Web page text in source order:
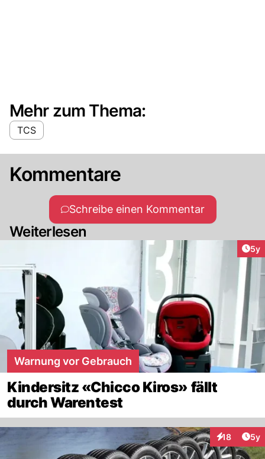
Mehr zum Thema:
TCS
Kommentare
Schreibe einen Kommentar
Weiterlesen
5y
Warnung vor Gebrauch
Kindersitz «Chicco Kiros» fällt
durch Warentest
18 5y